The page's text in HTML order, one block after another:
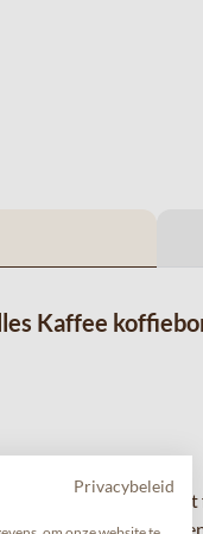
Kaffee
manier blijven de
van topklasse met
Privacybeleid